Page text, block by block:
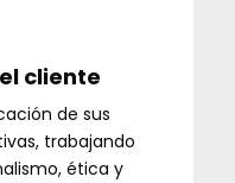
cliente
de sus
trabajando
ética y